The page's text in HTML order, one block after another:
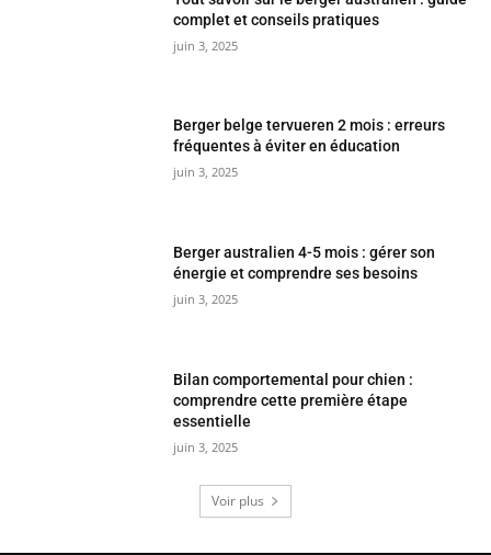
complet et conseils pratiques
juin 3, 2025
Berger belge tervueren 2 mois : erreurs
fréquentes à éviter en éducation
juin 3, 2025
Berger australien 4-5 mois : gérer son
énergie et comprendre ses besoins
juin 3, 2025
Bilan comportemental pour chien :
comprendre cette première étape
essentielle
juin 3, 2025
Voir plus